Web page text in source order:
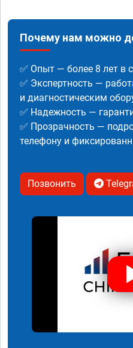
Почему нам можно
✅ Опыт — более 8 лет в
✅ Экспертность —
и диагностическим
✅ Надежность —
✅ Прозрачность —
телефону и
Позвонить